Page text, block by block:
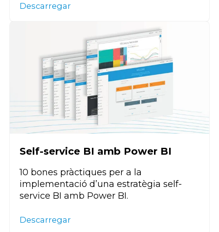
Descarregar
Self-service BI amb Power BI
10 bones pràctiques per a la
implementació d’una estratègia self-
service BI amb Power BI.
Descarregar